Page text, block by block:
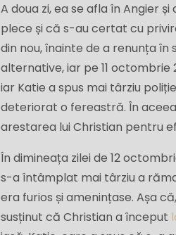
A doua zi, ea se afla în Angier
plece și că s-au certat cu
din nou, înainte de a renunța în
alternative, iar pe 11 octombrie
iar Katie a spus mai târziu
deteriorat o fereastră. În
arestarea lui Christian pentru
În dimineața zilei de 12
s-a întâmplat mai târziu a
era furios și amenințase. Așa
susținut că Christian a început